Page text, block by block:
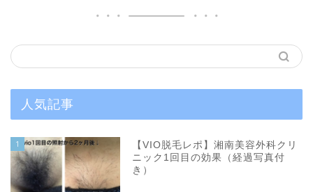
人気記事
1
【VIO脱毛レポ】湘南美容外科クリ
ニック1回目の効果（経過写真付
き）